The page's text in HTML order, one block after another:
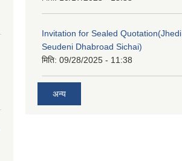
Invitation for Sealed Quotation(Jhedi
Seudeni Dhabroad Sichai)
मिति: 09/28/2025 - 11:38
अन्य